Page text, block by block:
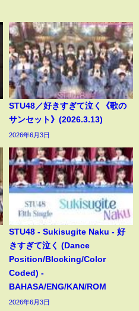
STU48／好きすぎて泣く《歌の
サンセット》(2026.3.13)
2026年6月3日
STU48 - Sukisugite Naku - 好
きすぎて泣く (Dance
Position/Blocking/Color
Coded) -
BAHASA/ENG/KAN/ROM
2026年6月3日